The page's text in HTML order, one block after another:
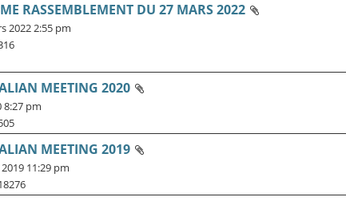
RASSEMBLEMENT DU 27 MARS 2022
2022 2:55 pm
MEETING 2020
8:27 pm
MEETING 2019
11:29 pm